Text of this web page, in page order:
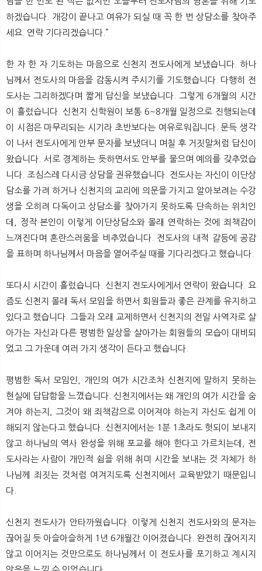
하겠습니다. 개강이 끝나고 여유가 되실 때 꼭 한 번 상담소를 찾아주
세요. 연락 기다리겠습니다.”
한 자 한 자 기도하는 마음으로 신천지 전도사에게 보냈습니다. 하나
님께서 전도사의 마음을 감동시켜 주시기를 기도했습니다. 다행히 전
도사는 그리하겠다며 짧게 답신을 보냈습니다. 그렇게 6개월의 시간
이 흘렀습니다. 신천지 신학원이 보통 6~8개월 일정으로 진행되는데
이 시점은 마무리되는 시기라 초반보다는 여유로워집니다. 문득 생각
이 나서 전도사에게 안부 문자를 보냈더니 며칠 후 거짓말처럼 답신이
왔습니다. 서로 경계하는 듯하면서도 안부를 물으며 예의를 갖추었습
니다. 조심스레 다시금 상담을 권유했습니다. 전도사는 자신이 이단상
담소를 가려 하거나 신천지의 교리에 의문을 가지고 알아보려는 수강
생을 오히려 다독이고 상담소를 찾아가지 못하도록 단속하는 위치인
데, 정작 본인이 이렇게 이단상담소와 몰래 연락하는 것에 죄책감이
느껴진다며 혼란스러움을 비추었습니다. 전도사의 내적 갈등에 공감
을 표하며 하나님께서 마음을 열어주실 때를 기다리겠다고 했습니다.
또다시 시간이 흘렀습니다. 신천지 전도사에게서 연락이 왔습니다. 요
즘도 신천지 몰래 독서 모임을 하면서 회원들과 좋은 관계를 유지하고
있다고 했습니다. 그들과 오래 교제하면서 신천지의 전일 사역자로 살
아가는 자신과 다른 평범한 일상을 살아가는 회원들의 모습이 대비되
었고 그 가운데 여러 가지 생각이 든다고 했습니다.
평범한 독서 모임인, 개인의 여가 시간조차 신천지에 말하지 못하는
현실에 답답함을 느꼈습니다. 신천지에서는 왜 개인의 여가 시간을 숨
겨야 하는지, 그것이 왜 죄책감으로 이어져야 하는지 자신도 쉽게 이
해되지 않는다고 했습니다. 신천지에서는 1분 1초라도 헛되이 보내지
않고 하나님의 역사 완성을 위해 포교를 해야 한다고 가르치는데, 전
도사라는 사람이 개인적 쉼을 위해 취미 시간을 보내는 것 자체가 하
나님께 죄짓는 것처럼 여겨지도록 신천지에서 교육받았기 때문입니
다.
신천지 전도사가 안타까웠습니다. 이렇게 신천지 전도사와의 문자는
끊어질 듯 아슬아슬하게 1년 6개월간 이어졌습니다. 완전히 끊어지지
않고 이어지는 것만으로도 하나님께서 이 전도사를 포기하고 계시지